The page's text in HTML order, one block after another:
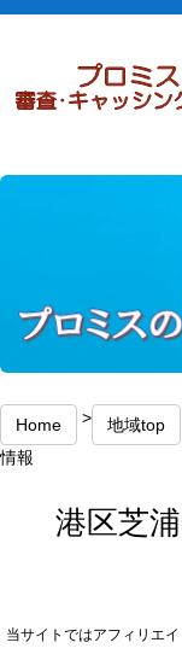
Home > 地域top
情報
港区芝
当サイトではアフィリエ